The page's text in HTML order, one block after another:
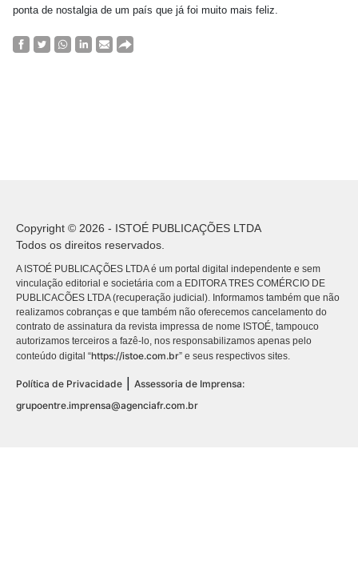
ponta de nostalgia de um país que já foi muito mais feliz.
Copyright © 2026 - ISTOÉ PUBLICAÇÕES LTDA
Todos os direitos reservados.
A ISTOÉ PUBLICAÇÕES LTDA é um portal digital independente e sem
vinculação editorial e societária com a EDITORA TRES COMÉRCIO DE
PUBLICACÕES LTDA (recuperação judicial). Informamos também que não
realizamos cobranças e que também não oferecemos cancelamento do
contrato de assinatura da revista impressa de nome ISTOÉ, tampouco
autorizamos terceiros a fazê-lo, nos responsabilizamos apenas pelo
conteúdo digital “https://istoe.com.br” e seus respectivos sites.
Política de Privacidade
Assessoria de Imprensa:
grupoentre.imprensa@agenciafr.com.br